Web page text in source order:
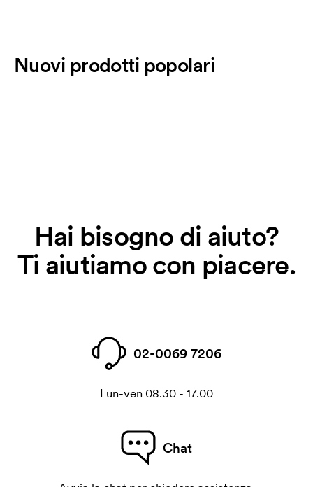
Nuovi prodotti popolari
Hai bisogno di aiuto?
Ti aiutiamo con piacere.
02-0069 7206
Lun-ven 08.30 - 17.00
Chat